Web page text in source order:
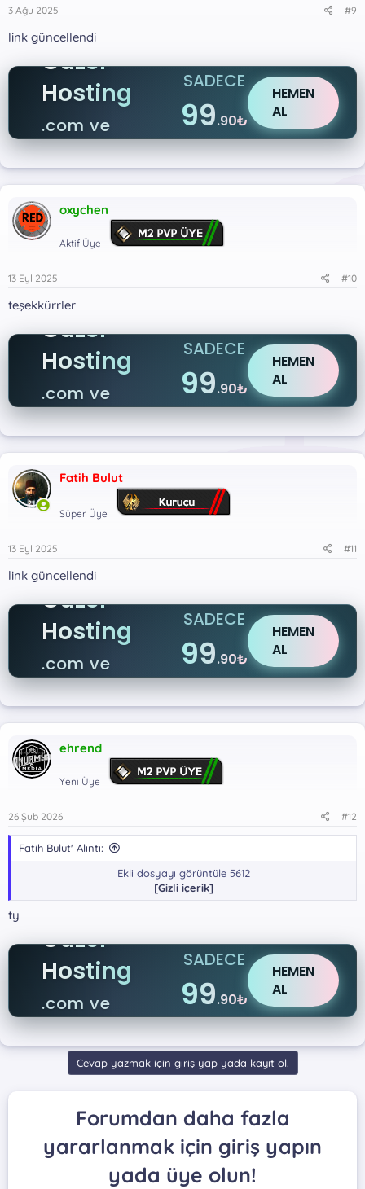
3 Ağu 2025 #9
link güncellendi
Güzel
Hosting
.com ve
.net
SADECE
99.90₺
HEMEN
AL
oxychen
Aktif Üye
13 Eyl 2025 #10
teşekkürrler
Güzel
Hosting
.com ve
.net
SADECE
99.90₺
HEMEN
AL
Fatih Bulut
Süper Üye
13 Eyl 2025 #11
link güncellendi
Güzel
Hosting
.com ve
.net
SADECE
99.90₺
HEMEN
AL
ehrend
Yeni Üye
26 Şub 2026 #12
Fatih Bulut' Alıntı:
Ekli dosyayı görüntüle 5612
[Gizli içerik]
ty
Güzel
Hosting
.com ve
.net
SADECE
99.90₺
HEMEN
AL
Cevap yazmak için giriş yap yada kayıt ol.
Forumdan daha fazla
yararlanmak için giriş yapın
yada üye olun!